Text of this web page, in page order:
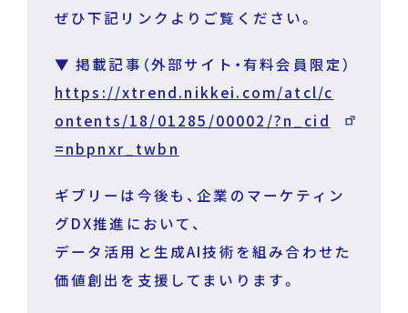
運営企業
個人情報保護方針
ぜひ下記リンクよりご覧ください。
▼ 掲載記事（外部サイト・有料会員限定）
https://xtrend.nikkei.com/atcl/c
ontents/18/01285/00002/?n_cid
=nbpnxr_twbn
ギブリーは今後も、企業のマーケティン
グDX推進において、
データ活用と生成AI技術を組み合わせた
価値創出を支援してまいります。